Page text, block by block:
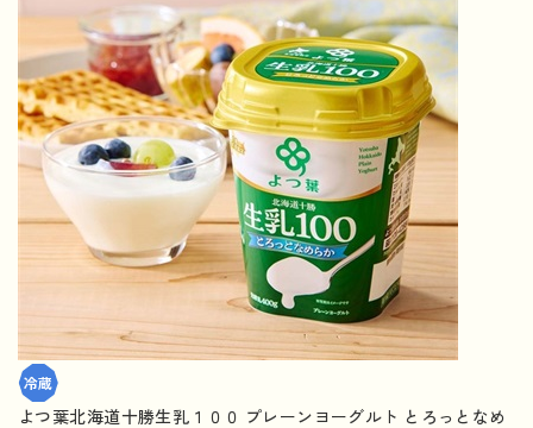
よつ葉北海道十勝生乳１００ プレーンヨーグルト とろっとなめ